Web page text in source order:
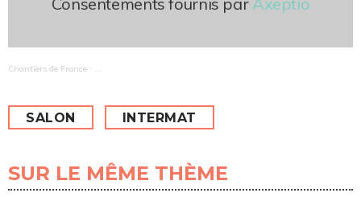
Chantiers de France · L'interview à écouter #1 : Christophe Lecarpentier, commissaire
SALON INTERMAT
SUR LE MÊME THÈME